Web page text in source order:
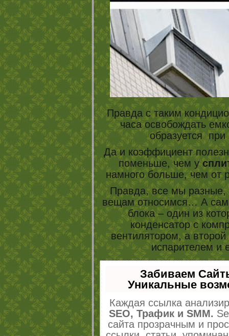
Правда с таким
часа освобождать
образуется
Да и коэффициент
поменьше, чем у
намного больше, чем от
Правда, все мы разные,
вещам относимся… А
блока – один из
конденсатор с
вентилятором, а
испарителем и
Забиваем
Уникальные
Каждая ссылка
SEO, Трафик и SMM.
сайта прозрачным и